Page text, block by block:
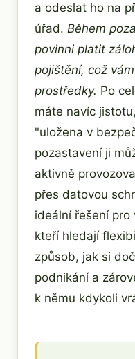
a odeslat ho na
úřad. Během
povinni platit
pojištění, což
prostředky. Po
máte navíc
"uložena v
pozastavení ji
aktivně
přes datovou
ideální řešení pro
kteří hledají
způsob, jak si
podnikání a
k němu kdykoli